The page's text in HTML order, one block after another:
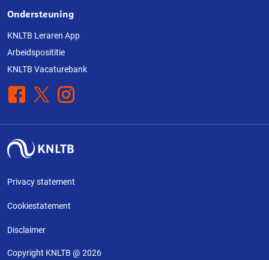
Ondersteuning
KNLTB Leraren App
Arbeidsposititie
KNLTB Vacaturebank
Facebook
X Instagram
Privacy statement
Cookiestatement
Disclaimer
Copyright KNLTB @ 2026